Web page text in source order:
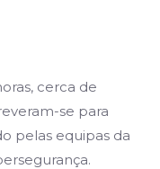
cerca de
se para
pelas equipas da